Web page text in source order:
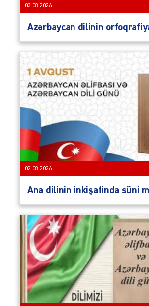
03.08.2026
Azərbaycan dilinin
02.08.2026
Ana dilinin inkişafinda süni